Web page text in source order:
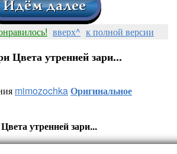
вверх^ к полной версии
Цвета утренней зари...
mimozochkaОригинальное
утренней зари...